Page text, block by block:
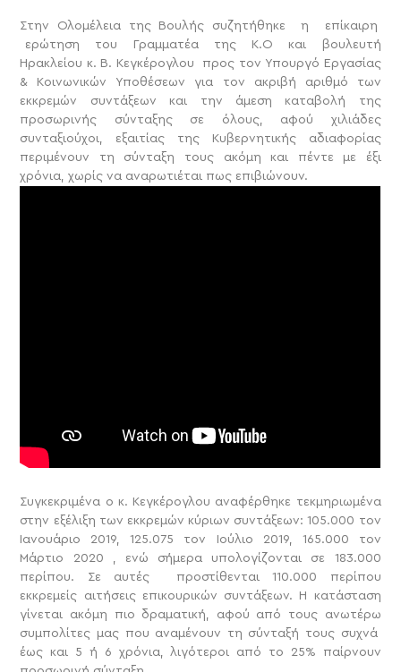
Στην Ολομέλεια της Βουλής συζητήθηκε η επίκαιρη
ερώτηση του Γραμματέα της Κ.Ο και βουλευτή
Ηρακλείου κ. Β. Κεγκέρογλου προς τον Υπουργό Εργασίας
& Κοινωνικών Υποθέσεων για τον ακριβή αριθμό των
εκκρεμών συντάξεων και την άμεση καταβολή της
προσωρινής σύνταξης σε όλους, αφού χιλιάδες
συνταξιούχοι, εξαιτίας της Κυβερνητικής αδιαφορίας
περιμένουν τη σύνταξη τους ακόμη και πέντε με έξι
χρόνια, χωρίς να αναρωτιέται πως επιβιώνουν.
Συγκεκριμένα ο κ. Κεγκέρογλου αναφέρθηκε τεκμηριωμένα
στην εξέλιξη των εκκρεμών κύριων συντάξεων: 105.000 τον
Ιανουάριο 2019, 125.075 τον Ιούλιο 2019, 165.000 τον
Μάρτιο 2020 , ενώ σήμερα υπολογίζονται σε 183.000
περίπου. Σε αυτές προστίθενται 110.000 περίπου
εκκρεμείς αιτήσεις επικουρικών συντάξεων. Η κατάσταση
γίνεται ακόμη πιο δραματική, αφού από τους ανωτέρω
συμπολίτες μας που αναμένουν τη σύνταξή τους συχνά
έως και 5 ή 6 χρόνια, λιγότεροι από το 25% παίρνουν